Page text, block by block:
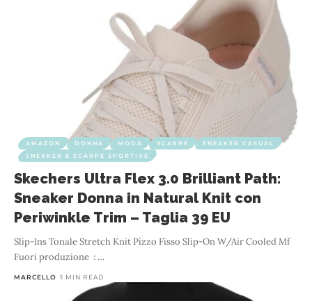
AMAZON DONNA MODA SCARPE
SNEAKER CASUAL
SNEAKER E SCARPE SPORTIVE
Skechers Ultra Flex 3.0 Brilliant Path:
Sneaker Donna in Natural Knit con
Periwinkle Trim – Taglia 39 EU
Slip-Ins Tonale Stretch Knit Pizzo Fisso Slip-On W/Air Cooled Mf
Fuori produzione ‏ : ‎ …
MARCELLO 1 MIN READ